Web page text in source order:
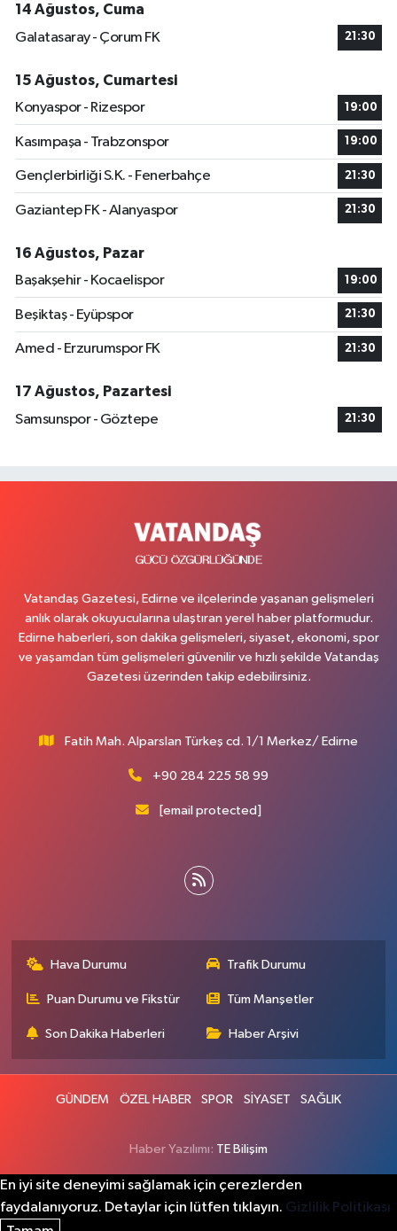
14 Ağustos, Cuma
Galatasaray - Çorum FK
21:30
15 Ağustos, Cumartesi
Konyaspor - Rizespor
19:00
Kasımpaşa - Trabzonspor 19:00
Gençlerbirliği S.K. - Fenerbahçe 21:30
Gaziantep FK - Alanyaspor 21:30
16 Ağustos, Pazar
Başakşehir - Kocaelispor
19:00
Beşiktaş - Eyüpspor 21:30
Amed - Erzurumspor FK 21:30
17 Ağustos, Pazartesi
Samsunspor - Göztepe
21:30
Vatandaş Gazetesi, Edirne ve ilçelerinde yaşanan gelişmeleri
anlık olarak okuyucularına ulaştıran yerel haber platformudur.
Edirne haberleri, son dakika gelişmeleri, siyaset, ekonomi, spor
ve yaşamdan tüm gelişmeleri güvenilir ve hızlı şekilde Vatandaş
Gazetesi üzerinden takip edebilirsiniz.
Fatih Mah. Alparslan Türkeş cd. 1/1 Merkez/ Edirne
+90 284 225 58 99
[email protected]
Hava Durumu Trafik Durumu
Puan Durumu ve Fikstür Tüm Manşetler
Son Dakika Haberleri Haber Arşivi
GÜNDEM ÖZEL HABER SPOR SİYASET SAĞLIK
Haber Yazılımı: TE Bilişim
En iyi site deneyimi sağlamak için çerezlerden
faydalanıyoruz. Detaylar için lütfen tıklayın. Gizlilik Politikası